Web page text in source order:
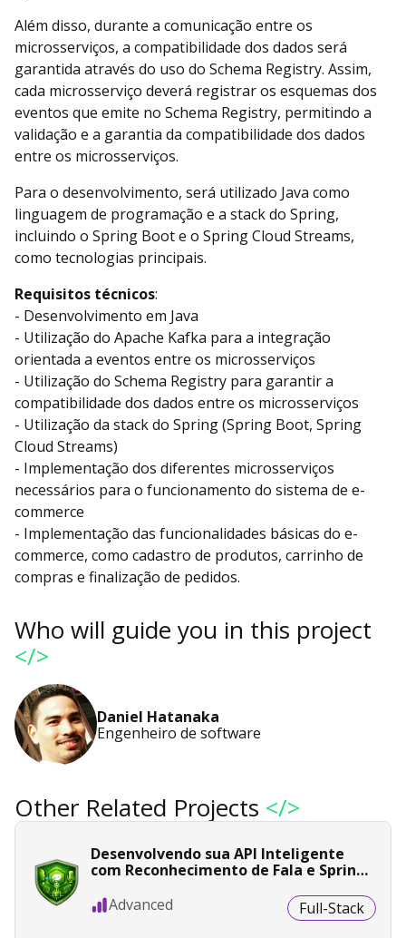
Além disso, durante a comunicação entre os
microsserviços, a compatibilidade dos dados será
garantida através do uso do Schema Registry. Assim,
cada microsserviço deverá registrar os esquemas dos
eventos que emite no Schema Registry, permitindo a
validação e a garantia da compatibilidade dos dados
entre os microsserviços.
Para o desenvolvimento, será utilizado Java como
linguagem de programação e a stack do Spring,
incluindo o Spring Boot e o Spring Cloud Streams,
como tecnologias principais.
Requisitos técnicos:
- Desenvolvimento em Java
- Utilização do Apache Kafka para a integração
orientada a eventos entre os microsserviços
- Utilização do Schema Registry para garantir a
compatibilidade dos dados entre os microsserviços
- Utilização da stack do Spring (Spring Boot, Spring
Cloud Streams)
- Implementação dos diferentes microsserviços
necessários para o funcionamento do sistema de e-
commerce
- Implementação das funcionalidades básicas do e-
commerce, como cadastro de produtos, carrinho de
compras e finalização de pedidos.
Who will guide you in this project
</>
Daniel Hatanaka
Engenheiro de software
Other Related Projects </>
Desenvolvendo sua API Inteligente
com Reconhecimento de Fala e Spring
Advanced
Full-Stack